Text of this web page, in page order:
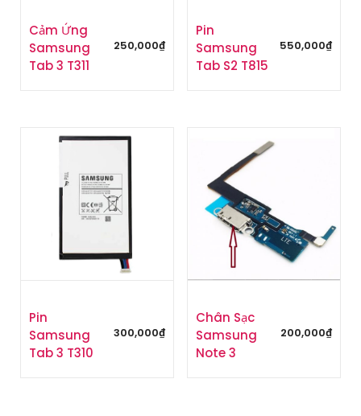
Cảm Ứng
Samsung
Tab 3 T311
250,000₫
Pin
Samsung
Tab S2 T815
550,000₫
Pin
Samsung
Tab 3 T310
300,000₫
Chân Sạc
Samsung
Note 3
200,000₫